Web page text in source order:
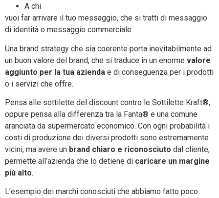
A chi
vuoi far arrivare il tuo messaggio, che si tratti di messaggio
di identità o messaggio commerciale.
Una brand strategy che sia coerente porta inevitabilmente ad
un buon valore del brand, che si traduce in un enorme valore
aggiunto per la tua azienda e di conseguenza per i prodotti
o i servizi che offre.
Pensa alle sottilette del discount contro le Sottilette Kraft®,
oppure pensa alla differenza tra la Fanta® e una comune
aranciata da supermercato economico. Con ogni probabilità i
costi di produzione dei diversi prodotti sono estremamente
vicini, ma avere un brand chiaro e riconosciuto dal cliente,
permette all’azienda che lo detiene di caricare un margine
più alto.
L’esempio dei marchi conosciuti che abbiamo fatto poco